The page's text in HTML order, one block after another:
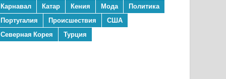
Карнавал
Катар Кения Мода
Политика
Португалия
Происшествия
США
Северная Корея
Турция